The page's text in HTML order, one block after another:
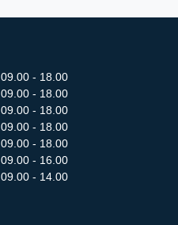
09.00 - 18.00
09.00 - 18.00
09.00 - 18.00
09.00 - 18.00
09.00 - 18.00
09.00 - 16.00
09.00 - 14.00